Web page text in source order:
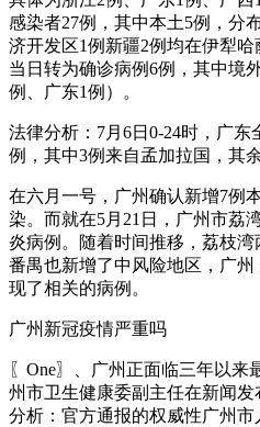
感染者27例，其中本土5例，分
济开发区1例新疆2例均在伊犁
当日转为确诊病例6例，其中境
例、广东1例）。
法律分析：7月6日0-24时，广
例，其中3例来自孟加拉国，其
在六月一号，广州确认新增7例
染。而就在5月21日，广州市荔
炎病例。随着时间推移，荔枝
番禺也新增了中风险地区，广
现了相关的病例。
广州新冠疫情严重吗
〖One〗、广州正面临三年以
州市卫生健康委副主任在新闻
分析：官方通报的权威性广州